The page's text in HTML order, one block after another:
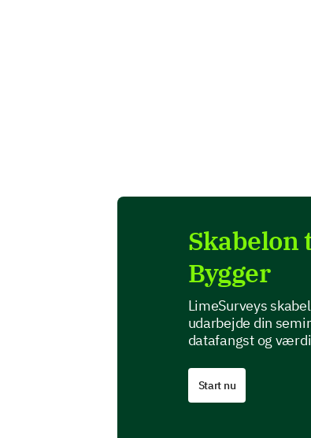
Skabelon
Bygger
LimeSurveys
udarbejde din
datafangst og
Start nu